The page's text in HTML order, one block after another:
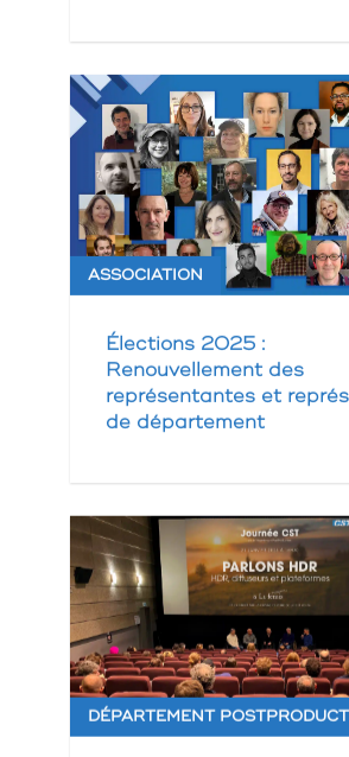
ASSOCIATION
Élections 2025 :
Renouvellement des
représentantes et
de département
DÉPARTEMENT